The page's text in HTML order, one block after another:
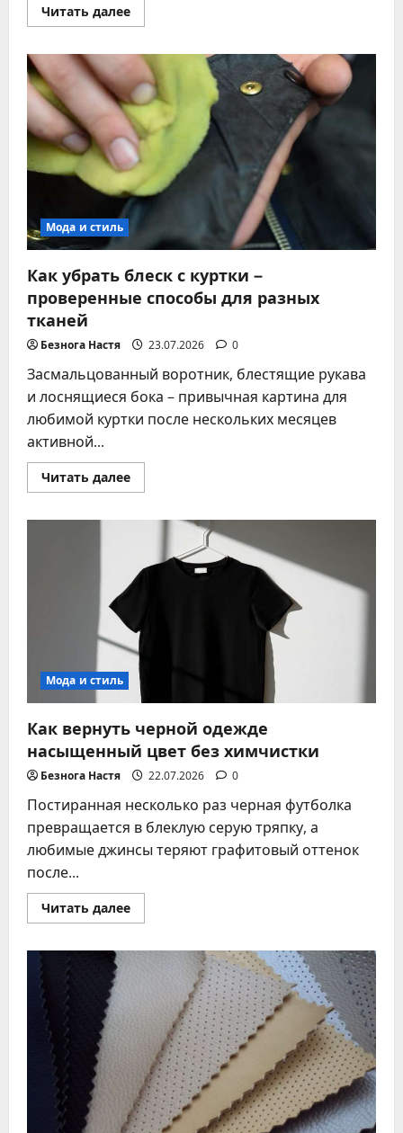
Читать далееПрочитать
больше
какой
программе
стирать
обувь
–
исчерпывающий
гайд
Мода и стиль
Как убрать блеск с куртки –
проверенные способы для разных
тканей
Безнога Настя 23.07.2026 0
Засмальцованный воротник, блестящие рукава
и лоснящиеся бока – привычная картина для
любимой куртки после нескольких месяцев
активной...
Читать далееПрочитать
больше
куртки
–
проверенные
разных
тканей
Мода и стиль
Как вернуть черной одежде
насыщенный цвет без химчистки
Безнога Настя 22.07.2026 0
Постиранная несколько раз черная футболка
превращается в блеклую серую тряпку, а
любимые джинсы теряют графитовый оттенок
после...
Читать далееПрочитать
больше
вернуть
насыщенный
химчистки